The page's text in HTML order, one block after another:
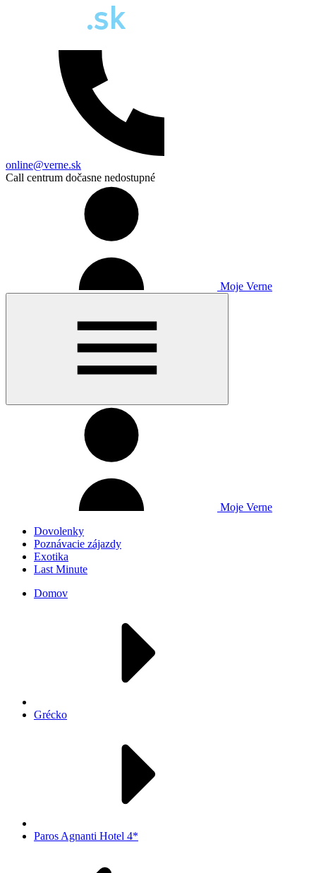
online@verne.sk
Call centrum dočasne nedostupné
Moje Verne
Moje Verne
Dovolenky
Poznávacie zájazdy
Exotika
Last Minute
Domov
Grécko
Paros Agnanti Hotel 4*